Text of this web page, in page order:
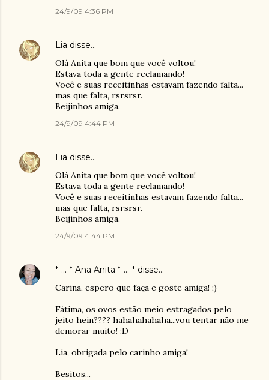
24/9/09 4:36 PM
Lia disse…
Olá Anita que bom que você voltou!
Estava toda a gente reclamando!
Você e suas receitinhas estavam fazendo falta...
mas que falta, rsrsrsr.
Beijinhos amiga.
24/9/09 4:44 PM
Lia disse…
Olá Anita que bom que você voltou!
Estava toda a gente reclamando!
Você e suas receitinhas estavam fazendo falta...
mas que falta, rsrsrsr.
Beijinhos amiga.
24/9/09 4:44 PM
*-...-* Ana Anita *-...-* disse…
Carina, espero que faça e goste amiga! ;)
Fátima, os ovos estão meio estragados pelo
jeito hein???? hahahahahaha...vou tentar não me
demorar muito! :D
Lia, obrigada pelo carinho amiga!
Besitos...